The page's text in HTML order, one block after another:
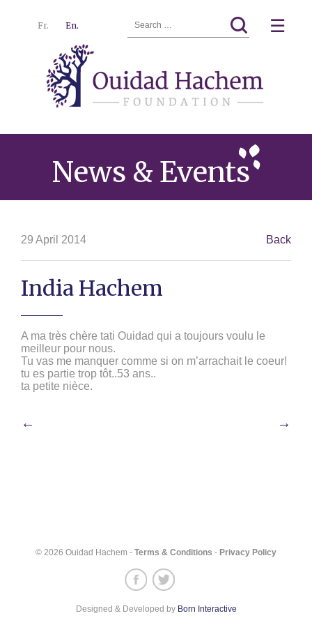
Hachem
Fr. En.
for:
☰
News & Events
29 April 2014 Back
India Hachem
A ma très chère tati Ouidad qui a toujours voulu le
meilleur pour nous.
Tu vas me manquer comme si on m’arrachait le coeur!
tu es partie trop tôt..53 ans..
ta petite nièce.
Post
← →
© 2026 Ouidad Hachem - Terms & Conditions - Privacy Policy
Designed & Developed by Born Interactive